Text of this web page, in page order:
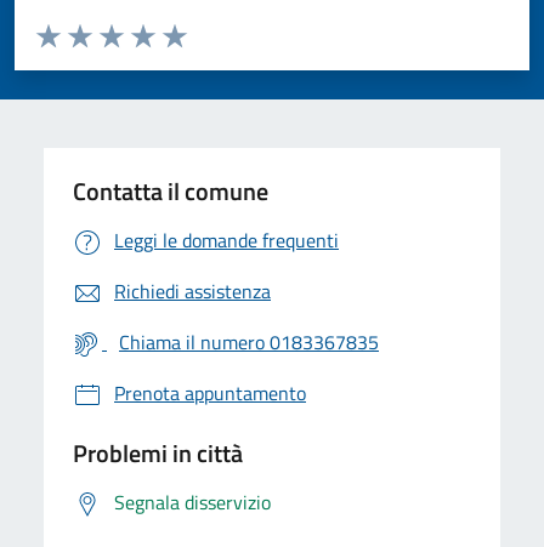
Valuta da 1 a 5 stelle la pagina
Valuta 5 stelle su 5
Valuta 4 stelle su 5
Valuta 3 stelle su 5
Valuta 2 stelle su 5
Valuta 1 stelle su 5
Contatta il comune
Leggi le domande frequenti
Richiedi assistenza
Chiama il numero 0183367835
Prenota appuntamento
Problemi in città
Segnala disservizio